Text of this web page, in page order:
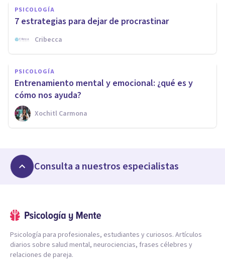
PSICOLOGÍA
7 estrategias para dejar de procrastinar
Cribecca
PSICOLOGÍA
Entrenamiento mental y emocional: ¿qué es y
cómo nos ayuda?
Xochitl Carmona
Consulta a nuestros especialistas
Psicología para profesionales, estudiantes y curiosos. Artículos
diarios sobre salud mental, neurociencias, frases célebres y
relaciones de pareja.